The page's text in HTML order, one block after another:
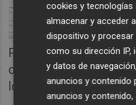
Por el lado contrario,
de tendencia,
los 2,16 euros por
cookies y tecnologías
almacenar y acceder
dispositivo y
como su dirección IP,
y datos de
anuncios y contenido
anuncios y